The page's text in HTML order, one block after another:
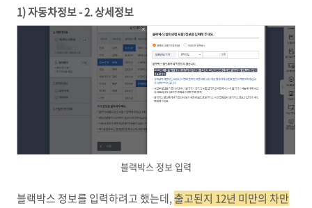
1) 자동차정보 - 2. 상세정보
블랙박스 정보 입력
블랙박스 정보를 입력하려고 했는데,출고된지 12년 미만의 차만